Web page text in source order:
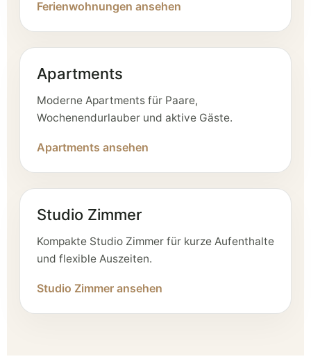
Ferienwohnungen ansehen
Apartments
Moderne Apartments für Paare,
Wochenendurlauber und aktive Gäste.
Apartments ansehen
Studio Zimmer
Kompakte Studio Zimmer für kurze Aufenthalte
und flexible Auszeiten.
Studio Zimmer ansehen